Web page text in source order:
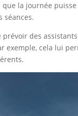
la journée
séances.
prévoir des
exemple, cela lui